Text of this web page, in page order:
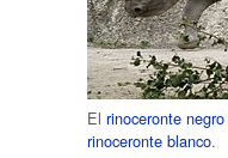
El rinoceronte negro
rinoceronte blanco.